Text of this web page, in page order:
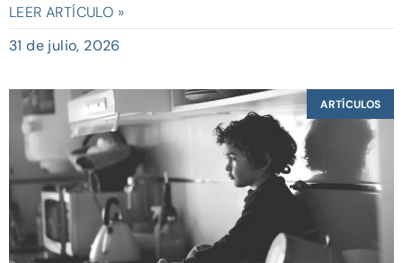
LEER ARTÍCULO »
31 de julio, 2026
ARTÍCULOS